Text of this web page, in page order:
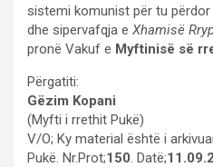
sistemi komunist për tu përdor
dhe sipervafqja e Xhamisë
pronë Vakuf e Myftinisë së
Përgatiti:
Gëzim Kopani
(Myfti i rrethit Pukë)
V/O; Ky material është i
Pukë. Nr.Prot;150. Datë;